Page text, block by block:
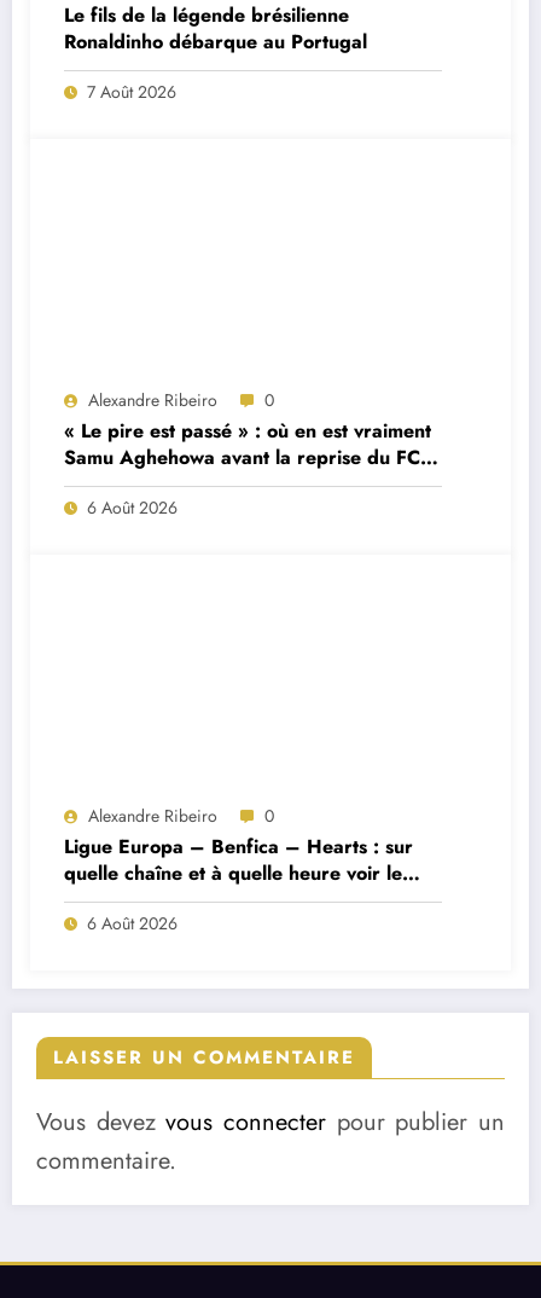
Le fils de la légende brésilienne
Ronaldinho débarque au Portugal
7 Août 2026
Alexandre Ribeiro 0
« Le pire est passé » : où en est vraiment
Samu Aghehowa avant la reprise du FC
Porto ?
6 Août 2026
Alexandre Ribeiro 0
Ligue Europa – Benfica – Hearts : sur
quelle chaîne et à quelle heure voir le
match ?
6 Août 2026
LAISSER UN COMMENTAIRE
Vous devezvous connecter pour publier un
commentaire.